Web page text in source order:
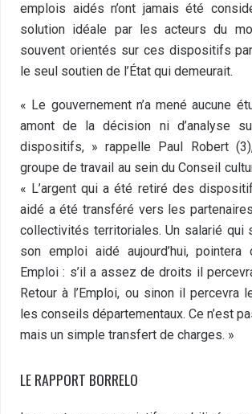
emplois aidés n’ont jamais été
solution idéale par les acteurs du
souvent orientés sur ces dispositifs
le seul soutien de l’État qui demeurait.
« Le gouvernement n’a mené aucune
amont de la décision ni d’analyse
dispositifs, » rappelle Paul Robert
groupe de travail au sein du Conseil
« L’argent qui a été retiré des
aidé a été transféré vers les
collectivités territoriales. Un salarié qui
son emploi aidé aujourd’hui,
Emploi : s’il a assez de droits il
Retour à l’Emploi, ou sinon il percevra
les conseils départementaux. Ce n’est
mais un simple transfert de charges. »
LE RAPPORT BORRELO